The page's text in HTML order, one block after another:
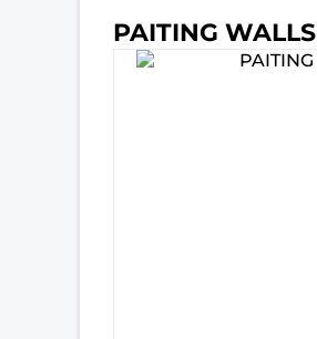
PAITING WALLS